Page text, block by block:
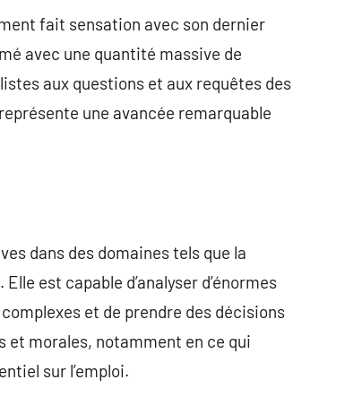
fait sensation avec son dernier
avec une quantité massive de
aux questions et aux requêtes des
une avancée remarquable
dans des domaines tels que la
est capable d’analyser d’énormes
et de prendre des décisions
et morales, notamment en ce qui
sur l’emploi.